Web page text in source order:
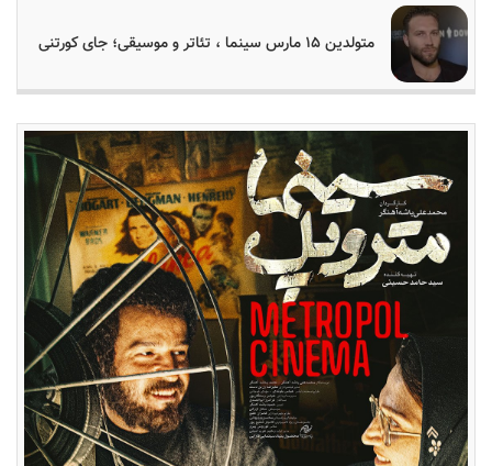
متولدین ۱۵ مارس سینما ، تئاتر و موسیقی؛ جای کورتنی